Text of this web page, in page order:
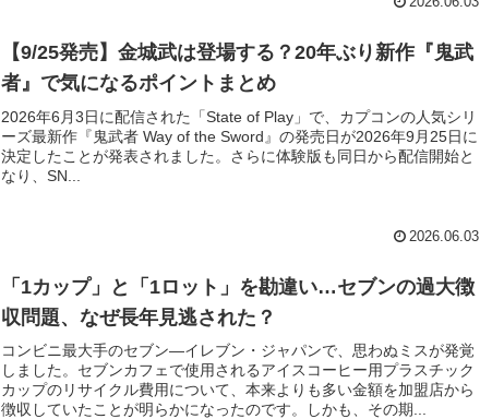
【9/25発売】金城武は登場する？20年ぶり新作『鬼武
者』で気になるポイントまとめ
2026年6月3日に配信された「State of Play」で、カプコンの人気シリ
ーズ最新作『鬼武者 Way of the Sword』の発売日が2026年9月25日に
決定したことが発表されました。さらに体験版も同日から配信開始と
なり、SN...
2026.06.03
「1カップ」と「1ロット」を勘違い…セブンの過大徴
収問題、なぜ長年見逃された？
コンビニ最大手のセブン―イレブン・ジャパンで、思わぬミスが発覚
しました。セブンカフェで使用されるアイスコーヒー用プラスチック
カップのリサイクル費用について、本来よりも多い金額を加盟店から
徴収していたことが明らかになったのです。しかも、その期...